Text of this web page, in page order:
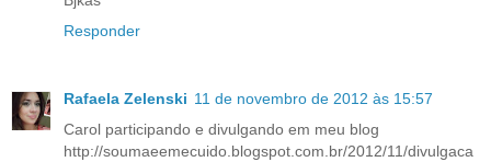
Responder
Rafaela Zelenski 11 de novembro de 2012 às 15:57
Carol participando e divulgando em meu blog
http://soumaeemecuido.blogspot.com.br/2012/11/divulgaca